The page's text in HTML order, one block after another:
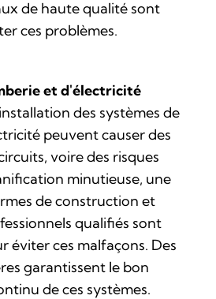
de haute qualité sont
ces problèmes.
et d'électricité
des systèmes de
peuvent causer des
voire des risques
minutieuse, une
de construction et
qualifiés sont
éviter ces malfaçons. Des
garantissent le bon
de ces systèmes.